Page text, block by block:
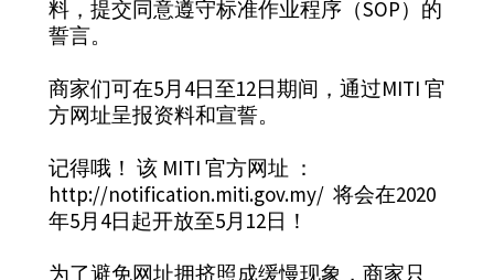
料，提交同意遵守标准作业程序（SOP）的
誓言。
商家们可在5月4日至12日期间，通过MITI 官
方网址呈报资料和宣誓。
记得哦！ 该 MITI 官方网址 ：
http://notification.miti.gov.my/ 将会在2020
年5月4日起开放至5月12日！
为了避免网址拥挤照成缓慢现象，商家只